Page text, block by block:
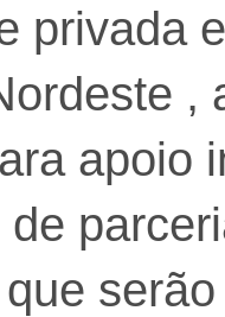
privada
,
apoio